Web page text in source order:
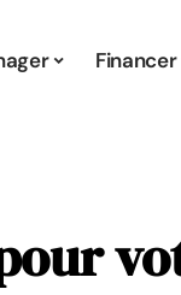
Financer